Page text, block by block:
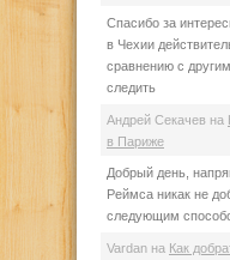
Спасибо за
в Чехии
сравнению с
следить
Андрей Секачев на
в Париже
Добрый день,
Реймса никак не
следующим
Vardan на Как